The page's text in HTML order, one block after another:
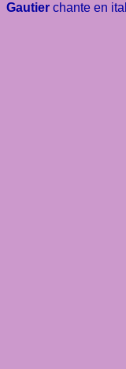
Gautier chante en